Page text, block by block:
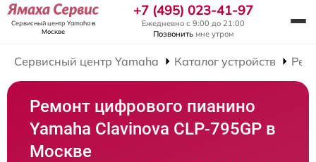
Сервисный центр Yamahaв
Москве
+7 (495) 023-41-97
Ежедневно с 9:00 до 21:00
Позвонить мне утром
Сервисный центр Yamaha Каталог устройств
Ремонт цифрового пианино
Yamaha Clavinova CLP-795GP в
Москве